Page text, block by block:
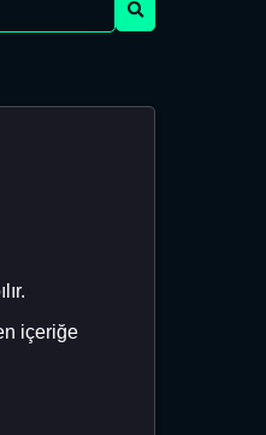
içeriğe